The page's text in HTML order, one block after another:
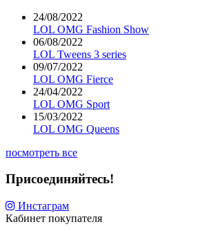
24/08/2022
LOL OMG Fashion Show
06/08/2022
LOL Tweens 3 series
09/07/2022
LOL OMG Fierce
24/04/2022
LOL OMG Sport
15/03/2022
LOL OMG Queens
посмотреть все
Присоединяйтесь!
Инстаграм
Кабинет покупателя